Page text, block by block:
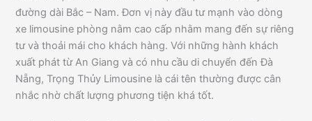
đường dài Bắc – Nam. Đơn vị này đầu tư mạnh vào dòng
xe limousine phòng nằm cao cấp nhằm mang đến sự riêng
tư và thoải mái cho khách hàng. Với những hành khách
xuất phát từ An Giang và có nhu cầu di chuyển đến Đà
Nẵng, Trọng Thủy Limousine là cái tên thường được cân
nhắc nhờ chất lượng phương tiện khá tốt.